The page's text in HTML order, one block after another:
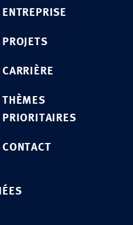
ENTREPRISE
PROJETS
CARRIÈRE
THÈMES
PRIORITAIRES
CONTACT